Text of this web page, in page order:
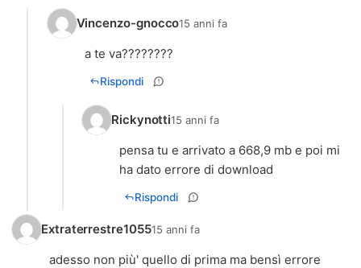
Vincenzo-gnocco15 anni fa
a te va????????
Rispondi
Rickynotti15 anni fa
pensa tu e arrivato a 668,9 mb e poi mi
Rispondi
Extraterrestre105515 anni fa
adesso non più' quello di prima ma bensì errore